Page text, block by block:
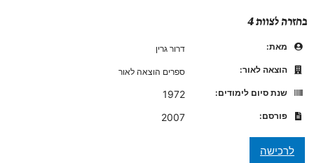
בחזרה לצוות 4
מאת:
דרור גרין
הוצאה לאור:
ספרים הוצאה לאור
שנת סיום לימודים:
1972
פורסם: 2007